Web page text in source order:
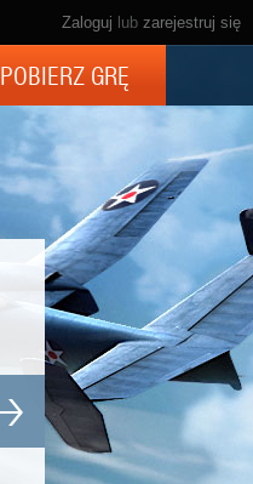
Zaloguj lub zarejestruj się
POBIERZ GRĘ